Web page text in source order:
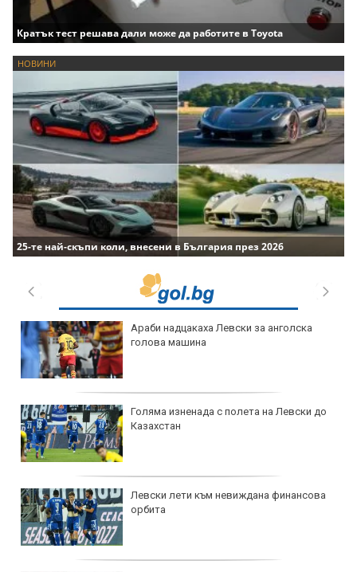
Кратък тест решава дали може да работите в Toyota
НОВИНИ
25-те най-скъпи коли, внесени в България през 2026
Араби надцакаха Левски за анголска
голова машина
Голяма изненада с полета на Левски до
Казахстан
Левски лети към невиждана финансова
орбита